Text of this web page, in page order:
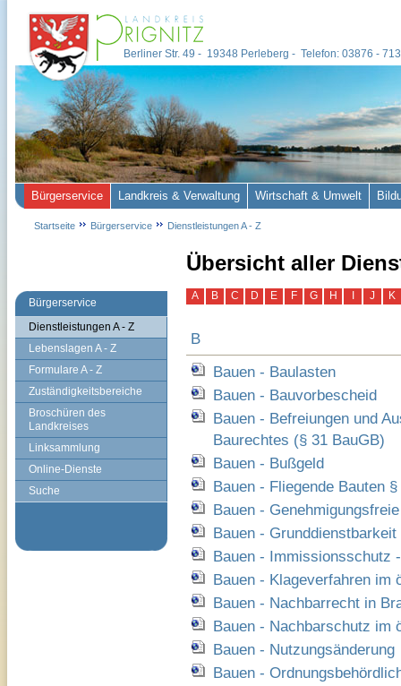
Bürgerservice
Dienstleistungen A - Z
Lebenslagen A - Z
Formulare A - Z
Zuständigkeitsbereiche
Broschüren des
Landkreises
Linksammlung
Online-Dienste
Suche
Übersicht aller
A B C D E F G H J K
B
Bauen - Baulasten
Bauen - Bauvorbescheid
Bauen - Befreiungen und
Baurechtes (§ 31 BauGB)
Bauen - Bußgeld
Bauen - Fliegende Bauten
Bauen -
Bauen - Grunddienstbarkeit
Bauen - Immissionsschutz
Bauen - Klageverfahren im
Bauen - Nachbarrecht in
Bauen - Nachbarschutz im
Bauen - Nutzungsänderung
Bauen -
Berliner Str. 49 - 19348 Perleberg - Telefon: 03876 -
Bürgerservice Landkreis & Verwaltung Wirtschaft & Umwelt
Startseite Bürgerservice Dienstleistungen A - Z